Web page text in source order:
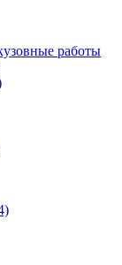
работы